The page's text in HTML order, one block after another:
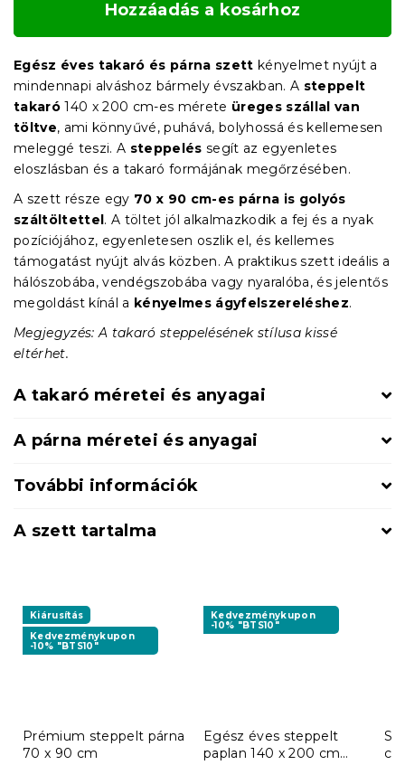
Hozzáadás a kosárhoz
Egész éves takaró és párna szett kényelmet nyújt a
mindennapi alváshoz bármely évszakban. A steppelt
takaró 140 x 200 cm-es mérete üreges szállal van
töltve, ami könnyűvé, puhává, bolyhossá és kellemesen
meleggé teszi. A steppelés segít az egyenletes
eloszlásban és a takaró formájának megőrzésében.
A szett része egy 70 x 90 cm-es párna is golyós
száltöltettel. A töltet jól alkalmazkodik a fej és a nyak
pozíciójához, egyenletesen oszlik el, és kellemes
támogatást nyújt alvás közben. A praktikus szett ideális a
hálószobába, vendégszobába vagy nyaralóba, és jelentős
megoldást kínál a kényelmes ágyfelszereléshez.
Megjegyzés: A takaró steppelésének stílusa kissé
eltérhet.
A takaró méretei és anyagai
A párna méretei és anyagai
További információk
A szett tartalma
Kiárusítás
Kedvezménykupon
-10% "BTS10"
Prémium steppelt párna
70 x 90 cm
Kedvezménykupon
-10% "BTS10"
Egész éves steppelt
paplan 140 x 200 cm
cm